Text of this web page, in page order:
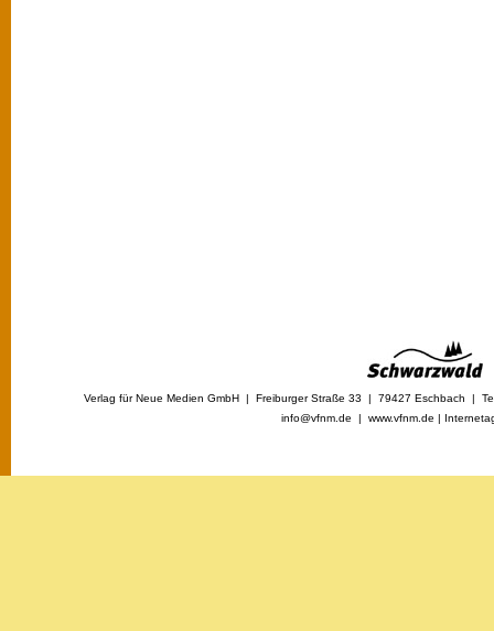
Verlag für Neue Medien GmbH | Freiburger Straße 33 | 79427 Eschbach |
info@vfnm.de | www.vfnm.de |